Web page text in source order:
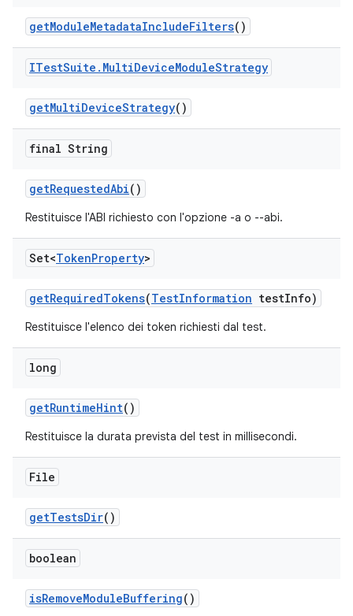
getModuleMetadataIncludeFilters()
ITestSuite . MultiDeviceModuleStrategy
getMultiDeviceStrategy()
final String
getRequestedAbi()
Restituisce l'ABI richiesto con l'opzione -a o --abi.
Set<TokenProperty>
getRequiredTokens(TestInformation testInfo)
Restituisce l'elenco dei token richiesti dal test.
long
getRuntimeHint()
Restituisce la durata prevista del test in millisecondi.
File
getTestsDir()
boolean
isRemoveModuleBuffering()